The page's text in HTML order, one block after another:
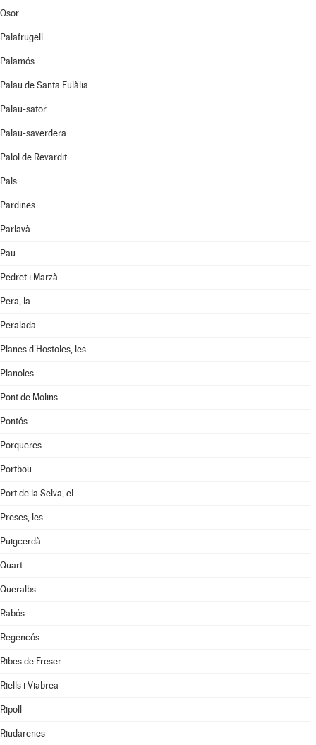
Osor
Palafrugell
Palamós
Palau de Santa Eulàlia
Palau-sator
Palau-saverdera
Palol de Revardit
Pals
Pardines
Parlavà
Pau
Pedret i Marzà
Pera, la
Peralada
Planes d'Hostoles, les
Planoles
Pont de Molins
Pontós
Porqueres
Portbou
Port de la Selva, el
Preses, les
Puigcerdà
Quart
Queralbs
Rabós
Regencós
Ribes de Freser
Riells i Viabrea
Ripoll
Riudarenes